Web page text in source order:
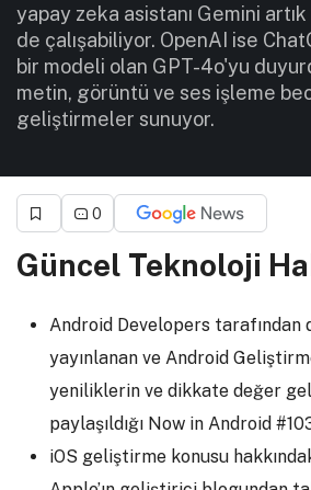
yapay zeka asistanı Gemini
de çalışabiliyor. OpenAI ise
bir modeli olan GPT-4o'yu
metin, görüntü ve ses işleme
geliştirmeler sunuyor.
0
Güncel Teknoloji
Android Developers tarafından
yayınlanan ve Android
yeniliklerin ve dikkate değer
paylaşıldığı Now in Android
iOS geliştirme konusu